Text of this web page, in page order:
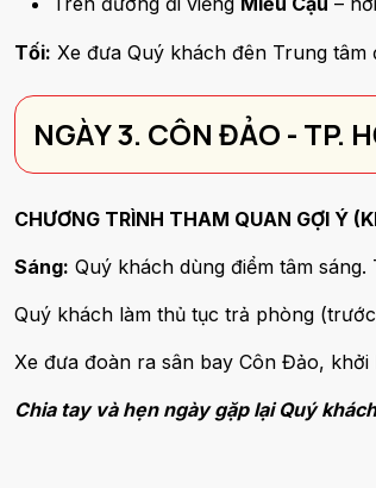
Tối: Xe đưa Quý khách đên Trung
NGÀY 3. CÔN ĐẢO - TP.
CHƯƠNG TRÌNH THAM QUAN GỢI Ý
Sáng: Quý khách dùng điểm tâm
Quý khách làm thủ tục trả phòng
Xe đưa đoàn ra sân bay Côn Đảo, khởi
Chia tay và hẹn ngày gặp lại Quý